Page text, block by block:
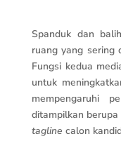
Spanduk dan
ruang yang sering
Fungsi kedua
untuk
mempengaruhi
ditampilkan
tagline calon